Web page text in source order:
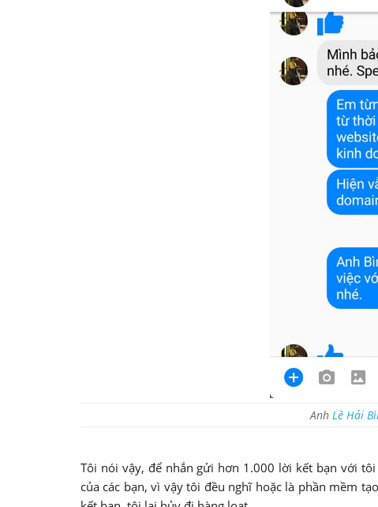
Anh Lê Hải
Tôi nói vậy, để nhắn gửi hơn 1.000 lời kết bạn với
của các bạn, vì vậy tôi đều nghĩ hoặc là phần mềm